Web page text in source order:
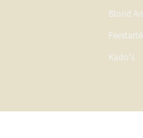
Blond
Kado's